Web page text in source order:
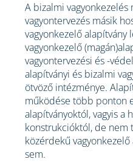
A bizalmi
vagyontervezés másik
vagyonkezelő alapítvány
vagyonkezelő
vagyontervezési és -
alapítványi és bizalmi
ötvöző intézménye.
működése több ponton
alapítványoktól, vagyis a
konstrukcióktól, de nem
közérdekű
sem.